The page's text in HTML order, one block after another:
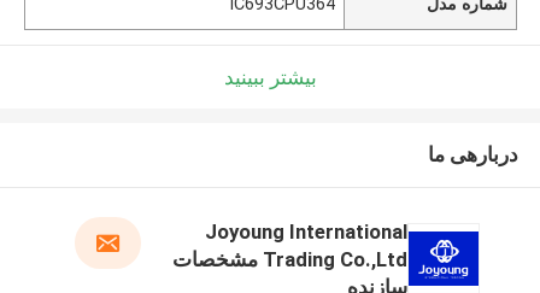
بیشتر ببینید
دربارهی ما
Joyoung International
Trading Co.,Ltd مشخصات
سازنده